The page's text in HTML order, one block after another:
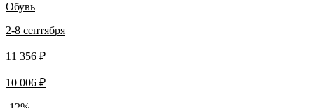
Обувь
2-8 сентября
11 356 ₽
10 006 ₽